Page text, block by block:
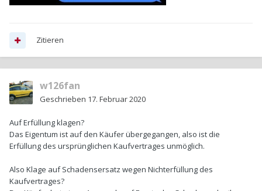
Zitieren
w126fan
Geschrieben 17. Februar 2020
Auf Erfüllung klagen?
Das Eigentum ist auf den Käufer übergegangen, also ist die
Erfüllung des ursprünglichen Kaufvertrages unmöglich.
Also Klage auf Schadensersatz wegen Nichterfüllung des
Kaufvertrages?